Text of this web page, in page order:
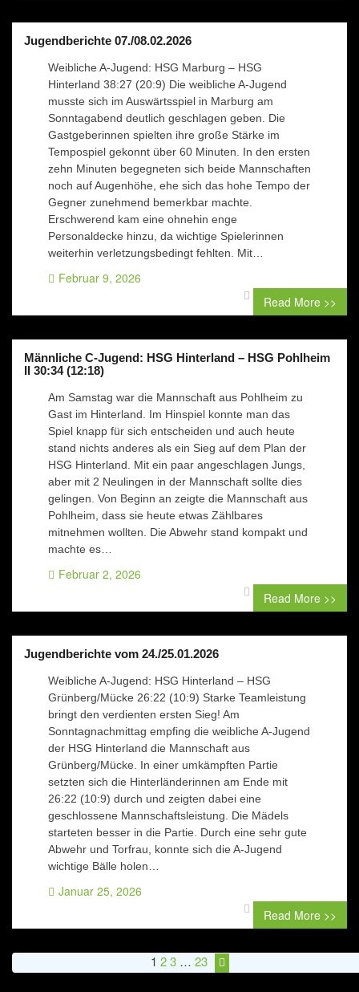
Jugendberichte 07./08.02.2026
Weibliche A-Jugend: HSG Marburg – HSG
Hinterland 38:27 (20:9) Die weibliche A-Jugend
musste sich im Auswärtsspiel in Marburg am
Sonntagabend deutlich geschlagen geben. Die
Gastgeberinnen spielten ihre große Stärke im
Tempospiel gekonnt über 60 Minuten. In den ersten
zehn Minuten begegneten sich beide Mannschaften
noch auf Augenhöhe, ehe sich das hohe Tempo der
Gegner zunehmend bemerkbar machte.
Erschwerend kam eine ohnehin enge
Personaldecke hinzu, da wichtige Spielerinnen
weiterhin verletzungsbedingt fehlten. Mit…
Februar 9, 2026
0 comment
Read More >>
Männliche C-Jugend: HSG Hinterland – HSG Pohlheim
II 30:34 (12:18)
Am Samstag war die Mannschaft aus Pohlheim zu
Gast im Hinterland. Im Hinspiel konnte man das
Spiel knapp für sich entscheiden und auch heute
stand nichts anderes als ein Sieg auf dem Plan der
HSG Hinterland. Mit ein paar angeschlagen Jungs,
aber mit 2 Neulingen in der Mannschaft sollte dies
gelingen. Von Beginn an zeigte die Mannschaft aus
Pohlheim, dass sie heute etwas Zählbares
mitnehmen wollten. Die Abwehr stand kompakt und
machte es…
Februar 2, 2026
0 comment
Read More >>
Jugendberichte vom 24./25.01.2026
Weibliche A-Jugend: HSG Hinterland – HSG
Grünberg/Mücke 26:22 (10:9) Starke Teamleistung
bringt den verdienten ersten Sieg! Am
Sonntagnachmittag empfing die weibliche A-Jugend
der HSG Hinterland die Mannschaft aus
Grünberg/Mücke. In einer umkämpften Partie
setzten sich die Hinterländerinnen am Ende mit
26:22 (10:9) durch und zeigten dabei eine
geschlossene Mannschaftsleistung. Die Mädels
starteten besser in die Partie. Durch eine sehr gute
Abwehr und Torfrau, konnte sich die A-Jugend
wichtige Bälle holen…
Januar 25, 2026
0 comment
Read More >>
1 2 3 … 23